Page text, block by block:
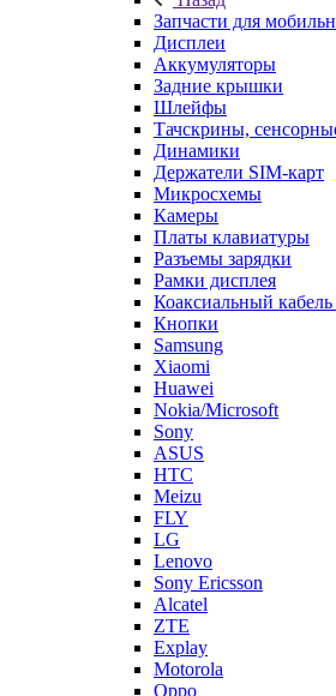
Запчасти для
Дисплеи
Аккумуляторы
Задние крышки
Шлейфы
Тачскрины,
Динамики
Держатели SIM-карт
Микросхемы
Камеры
Платы клавиатуры
Разъемы зарядки
Рамки дисплея
Коаксиальный
Кнопки
Samsung
Xiaomi
Huawei
Nokia/Microsoft
Sony
ASUS
HTC
Meizu
FLY
LG
Lenovo
Sony Ericsson
Alcatel
ZTE
Explay
Motorola
Oppo